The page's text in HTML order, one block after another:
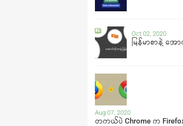
Oct 02, 2020
မြန်မာစာနဲ့ အ
Aug 07, 2020
တကယ်ပဲ Chrome က